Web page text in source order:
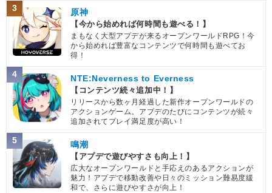
3 原神
【今から始めれば何時間も遊べる！】
まもなく大型アプデが来るオープンワールドRPG！今
から始めれば豊富なコンテンツで何時間も遊べてお
得！
4 NTE:Neverness to Everness
【コンテンツ続々追加中！】
リリースから数ヶ月経過した新作オープンワールドの
アクションゲーム。アプデのたびにコンテンツが続々
追加されてプレイ満足度が高い！
5 鳴潮
【アプデで遊びやすさも向上！】
広大なオープンワールドと手応えのあるアクションが
魅力！アプデで移動改善や日々のミッション難易度緩
和で、さらに遊びやすさが向上！